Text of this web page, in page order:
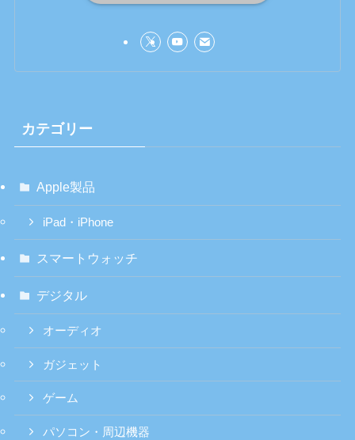
カテゴリー
Apple製品
iPad・iPhone
スマートウォッチ
デジタル
オーディオ
ガジェット
ゲーム
パソコン・周辺機器